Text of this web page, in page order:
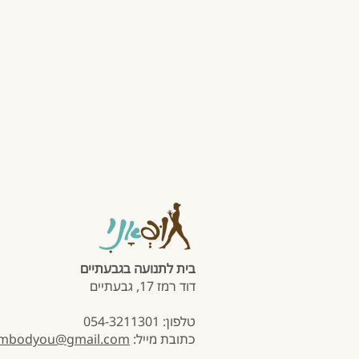
בית לתנועה בגבעתיים
דוד רמז 17, גבעתיים
טלפון: 054-3211301
כתובת מייל: